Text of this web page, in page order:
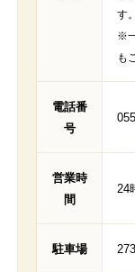
す。
※
も
電話番
号
営業時
間
24
駐車場